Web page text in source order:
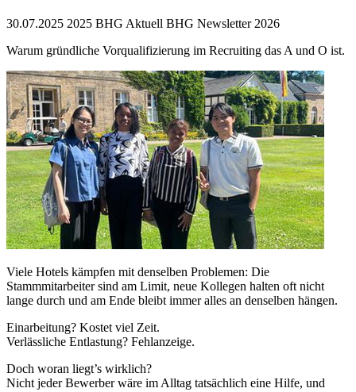
30.07.2025 2025 BHG Aktuell BHG Newsletter 2026
Warum gründliche Vorqualifizierung im Recruiting das A und O ist.
Viele Hotels kämpfen mit denselben Problemen: Die
Stammmitarbeiter sind am Limit, neue Kollegen halten oft nicht
lange durch und am Ende bleibt immer alles an denselben hängen.
Einarbeitung? Kostet viel Zeit.
Verlässliche Entlastung? Fehlanzeige.
Doch woran liegt’s wirklich?
Nicht jeder Bewerber wäre im Alltag tatsächlich eine Hilfe, und